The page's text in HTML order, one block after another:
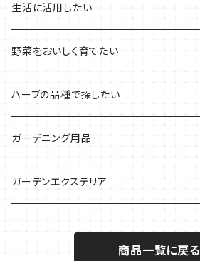
2021年のクリスマス
シャキッとしたい時に
デトックスに
気分で香りを楽しみたい
イタリア料理に
魚料理に
BBQ・肉料理に
サラダに使いたい
秋植えで料理に
花を楽しみたい
カラーリーフ
ハーブガーデンづくりに
夏のハーブガーデンに
生活に活用したい
パーティーハーブ
インスタ映えハーブ
虫よけに使いたい
ハーブバスに
野菜をおいしく育てたい
トマトのコンパニオン
ジャガイモのコンパニオン
葉物野菜のコンパニオン
ハーブの品種で探したい
ミント・ハーブ苗
バジル・ハーブ苗
ガーデニング用品
その他
ガーデンエクステリア
商品一覧に戻る